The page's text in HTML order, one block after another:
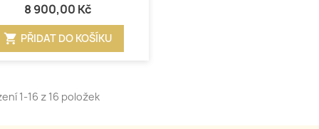
8 900,00 Kč
shopping_cart PŘIDAT DO KOŠÍKU
1-16 z 16 položek